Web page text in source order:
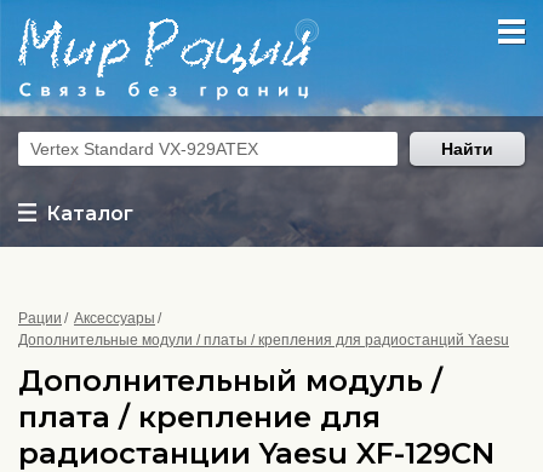
Каталог
Найти
Рации
Аксессуары
Дополнительные модули / платы / крепления для радиостанций Yaesu
Дополнительный модуль /
плата / крепление для
радиостанции Yaesu XF-129CN